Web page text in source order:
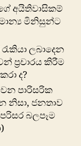
අයිතිවාසිකම්
මිනිසුන්ට
ලබාදෙන
ප්‍රචාරය කිරීම
ද?
පාරිසරික
නිසා, ජනතාව
බලපෑම